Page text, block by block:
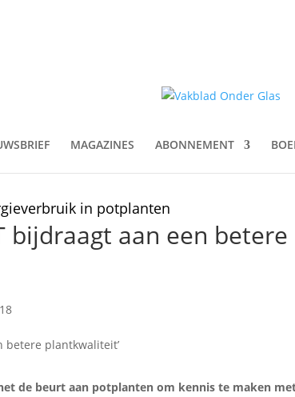
MAGAZINES ABONNEMENT
in potplanten
bijdraagt aan een betere
de beurt aan potplanten om kennis te maken